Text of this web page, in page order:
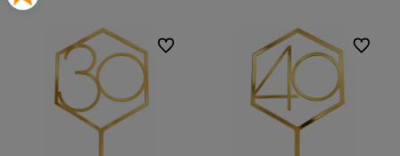
Do ulubionych
Do ulubionych Do
Do